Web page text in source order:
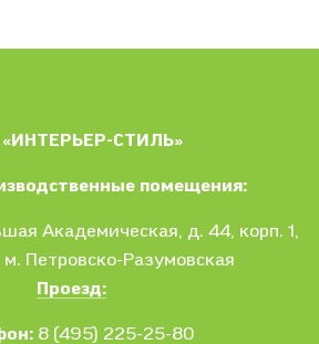
«ИНТЕРЬЕР-СТИЛЬ»
помещения:
Академическая, д. 44, корп. 1,
Петровско-Разумовская
Проезд:
8 (495) 225-25-80